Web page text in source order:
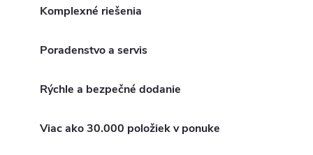
Komplexné riešenia
Poradenstvo a servis
Rýchle a bezpečné dodanie
Viac ako 30.000 položiek v ponuke